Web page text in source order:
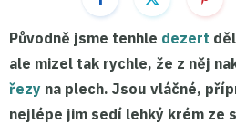
Původně jsme tenhle dezert
ale mizel tak rychle, že z něj
řezy na plech. Jsou vláčné,
nejlépe jim sedí lehký krém ze